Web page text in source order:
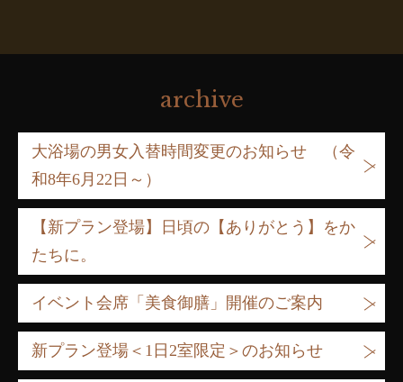
archive
大浴場の男女入替時間変更のお知らせ （令
和8年6月22日～）
【新プラン登場】日頃の【ありがとう】をか
たちに。
イベント会席「美食御膳」開催のご案内
新プラン登場＜1日2室限定＞のお知らせ